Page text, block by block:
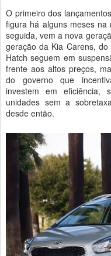
O primeiro dos
figura há alguns meses
seguida, vem a nova
geração da Kia Carens,
Hatch seguem em
frente aos altos preços,
do governo que
investem em eficiência,
unidades sem a
desde então.